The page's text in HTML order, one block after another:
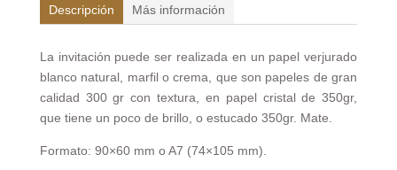
Descripción Más información
La invitación puede ser realizada en un papel verjurado
blanco natural, marfil o crema, que son papeles de gran
calidad 300 gr con textura, en papel cristal de 350gr,
que tiene un poco de brillo, o estucado 350gr. Mate.
Formato: 90×60 mm o A7 (74×105 mm).